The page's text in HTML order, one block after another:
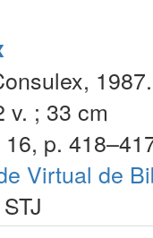
1987.
; 33 cm
p.
Virtual de
STJ